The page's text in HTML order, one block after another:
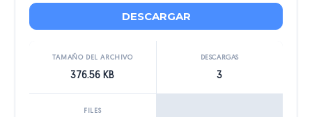
DESCARGAR
TAMAÑO DEL ARCHIVO
376.56 KB
DESCARGAS
3
FILES